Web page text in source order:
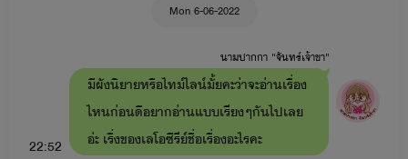
Mon 6-06-2022
นามปากกา "จันทร์เจ้าขา"
22:52
มีผังนิยายหรือไทม์ไลน์มั้ยคะว่าจะอ่านเรื่อง
ไหนก่อนดีอยากอ่านแบบเรียงๆกันไปเลย
อ่ะ เรื่งของเลโอซีรีย์ชื่อเรื่องอะไรคะ